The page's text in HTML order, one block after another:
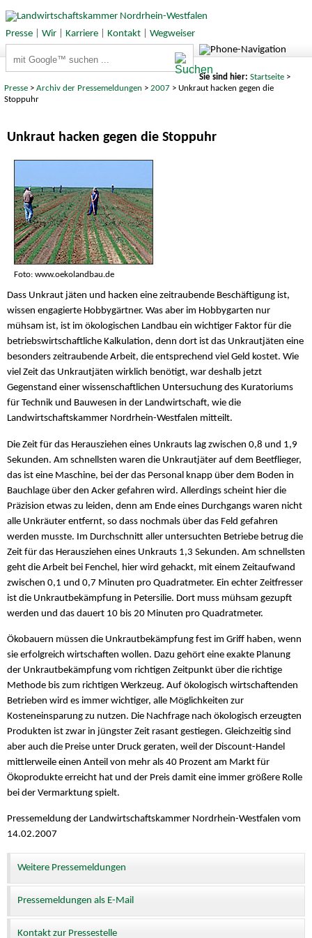
Presse| Wir| Karriere| Kontakt| Wegweiser
Sie sind hier: Startseite>
Presse >Archiv der Pressemeldungen > 2007 > Unkraut hacken gegen die
Stoppuhr
Unkraut hacken gegen die Stoppuhr
Foto: www.oekolandbau.de
Dass Unkraut jäten und hacken eine zeitraubende Beschäftigung ist,
wissen engagierte Hobbygärtner. Was aber im Hobbygarten nur
mühsam ist, ist im ökologischen Landbau ein wichtiger Faktor für die
betriebswirtschaftliche Kalkulation, denn dort ist das Unkrautjäten eine
besonders zeitraubende Arbeit, die entsprechend viel Geld kostet. Wie
viel Zeit das Unkrautjäten wirklich benötigt, war deshalb jetzt
Gegenstand einer wissenschaftlichen Untersuchung des Kuratoriums
für Technik und Bauwesen in der Landwirtschaft, wie die
Landwirtschaftskammer Nordrhein-Westfalen mitteilt.
Die Zeit für das Herausziehen eines Unkrauts lag zwischen 0,8 und 1,9
Sekunden. Am schnellsten waren die Unkrautjäter auf dem Beetflieger,
das ist eine Maschine, bei der das Personal knapp über dem Boden in
Bauchlage über den Acker gefahren wird. Allerdings scheint hier die
Präzision etwas zu leiden, denn am Ende eines Durchgangs waren nicht
alle Unkräuter entfernt, so dass nochmals über das Feld gefahren
werden musste. Im Durchschnitt aller untersuchten Betriebe betrug die
Zeit für das Herausziehen eines Unkrauts 1,3 Sekunden. Am schnellsten
geht die Arbeit bei Fenchel, hier wird gehackt, mit einem Zeitaufwand
zwischen 0,1 und 0,7 Minuten pro Quadratmeter. Ein echter Zeitfresser
ist die Unkrautbekämpfung in Petersilie. Dort muss mühsam gezupft
werden und das dauert 10 bis 20 Minuten pro Quadratmeter.
Ökobauern müssen die Unkrautbekämpfung fest im Griff haben, wenn
sie erfolgreich wirtschaften wollen. Dazu gehört eine exakte Planung
der Unkrautbekämpfung vom richtigen Zeitpunkt über die richtige
Methode bis zum richtigen Werkzeug. Auf ökologisch wirtschaftenden
Betrieben wird es immer wichtiger, alle Möglichkeiten zur
Kosteneinsparung zu nutzen. Die Nachfrage nach ökologisch erzeugten
Produkten ist zwar in jüngster Zeit rasant gestiegen. Gleichzeitig sind
aber auch die Preise unter Druck geraten, weil der Discount-Handel
mittlerweile einen Anteil von mehr als 40 Prozent am Markt für
Ökoprodukte erreicht hat und der Preis damit eine immer größere Rolle
bei der Vermarktung spielt.
Pressemeldung der Landwirtschaftskammer Nordrhein-Westfalen vom
14.02.2007
Weitere Pressemeldungen
Pressemeldungen als E-Mail
Kontakt zur Pressestelle